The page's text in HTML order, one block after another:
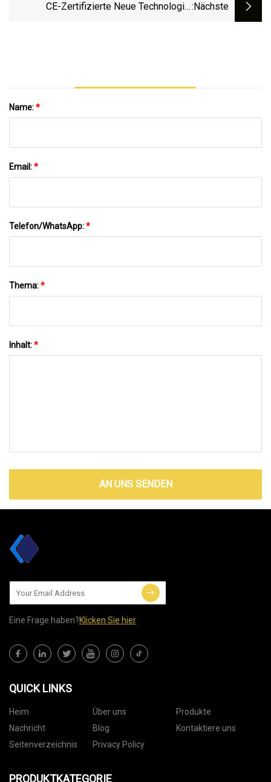
CE-Zertifizierte Neue Technologie,
Kaffeetrocknungsmaschine
:nächste
Name:*
Email:*
Telefon/WhatsApp:*
Thema:*
Inhalt:*
AN UNS SENDEN
Eine Frage haben?Klicken Sie hier
QUICK LINKS
Heim Über uns
Produkte
Nachricht
Blog
Kontaktiere uns
Seitenverzeichnis
Privacy Policy
PRODUKTKATEGORIE